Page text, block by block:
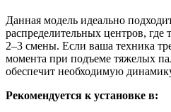
Данная модель идеально
распределительных центров, где
2–3 смены. Если ваша техника
момента при подъеме тяжелых
обеспечит необходимую
Рекомендуется к установке в: